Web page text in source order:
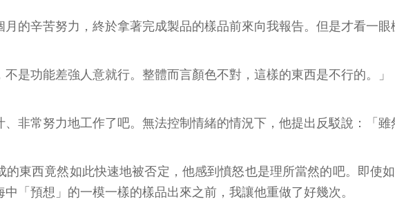
的辛苦努力，終於拿著完成製品的樣品前來向我報告。但是才看一眼
不是功能差強人意就行。整體而言顏色不對，這樣的東西是不行的。」
非常努力地工作了吧。無法控制情緒的情況下，他提出反駁說：「雖
的東西竟然如此快速地被否定，他感到憤怒也是理所當然的吧。即使
「預想」的一模一樣的樣品出來之前，我讓他重做了好幾次。